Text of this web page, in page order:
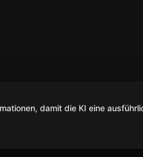
damit die KI eine